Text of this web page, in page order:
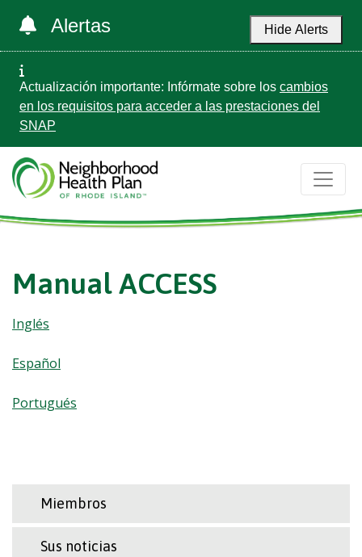
Alertas Hide Alerts
Actualización importante: Infórmate sobre los cambios
en los requisitos para acceder a las prestaciones del
SNAP
Manual ACCESS
Inglés
Español
Portugués
Miembros
Sus noticias